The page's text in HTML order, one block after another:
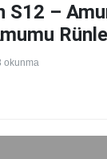
S12 –
okunma